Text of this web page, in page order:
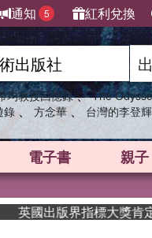
通知 5 紅利兌換
均教授回憶錄 、 The
錄 、 方念華 、 台灣的李登
電子書 親子
出版界指標大獎肯定！